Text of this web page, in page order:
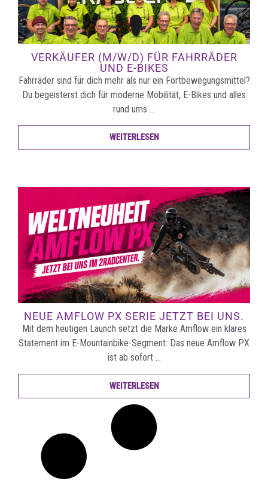
VERKÄUFER (M/W/D) FÜR FAHRRÄDER
UND E-BIKES
Fahrräder sind für dich mehr als nur ein Fortbewegungsmittel?
Du begeisterst dich für moderne Mobilität, E-Bikes und alles
rund ums …
WEITERLESEN
NEUE AMFLOW PX SERIE JETZT BEI UNS.
Mit dem heutigen Launch setzt die Marke Amflow ein klares
Statement im E-Mountainbike-Segment: Das neue Amflow PX
ist ab sofort …
WEITERLESEN